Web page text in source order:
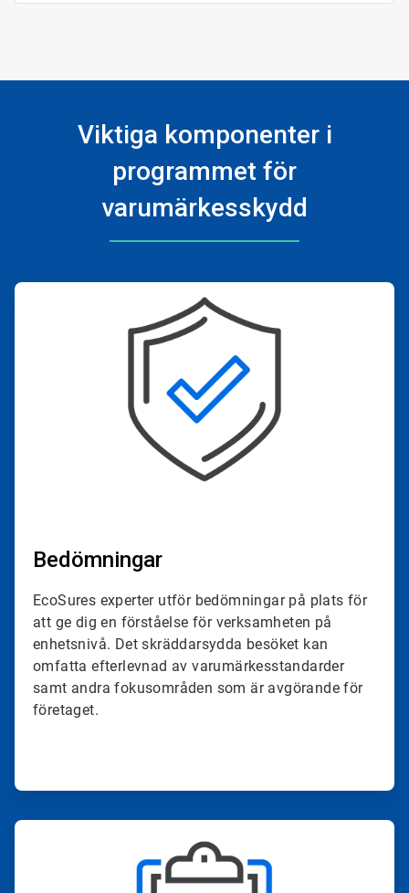
Viktiga komponenter i
programmet för
varumärkesskydd
ArticleTile
Bedömningar
EcoSures experter utför bedömningar på plats för
att ge dig en förståelse för verksamheten på
enhetsnivå. Det skräddarsydda besöket kan
omfatta efterlevnad av varumärkesstandarder
samt andra fokusområden som är avgörande för
företaget.
ArticleTile